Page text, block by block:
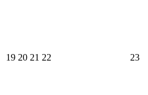
19 20 21 22 23